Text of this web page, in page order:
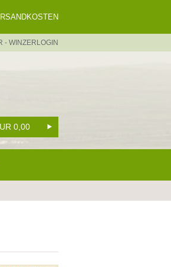
- WINZERLOGIN
0,00